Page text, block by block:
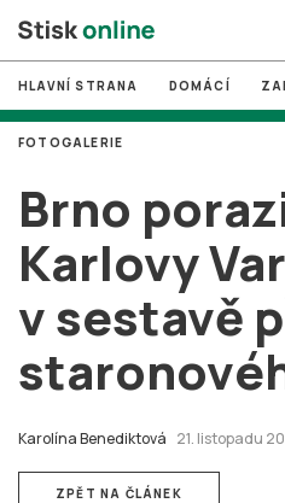
# MUNI
# Brno
# volby
login PŘIHLÁSIT SE
Zapomněli jste heslo?
HLAVNÍ STRANA DOMÁCÍ
Brno
Karlovy
v sestavě
Karolína Benediktová 21. listopadu
FOTOGALERIE
ZPĚT NA ČLÁNEK